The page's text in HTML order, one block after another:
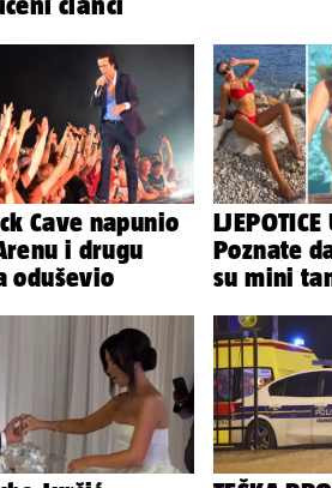
Cave napunio
i drugu
oduševio
Poznate
su mini
obline